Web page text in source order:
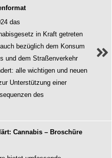
das
in Kraft getreten
bezüglich dem Konsum
und dem Straßenverkehr
alle wichtigen und neuen
Unterstützung einer
des
Cannabis – Broschüre